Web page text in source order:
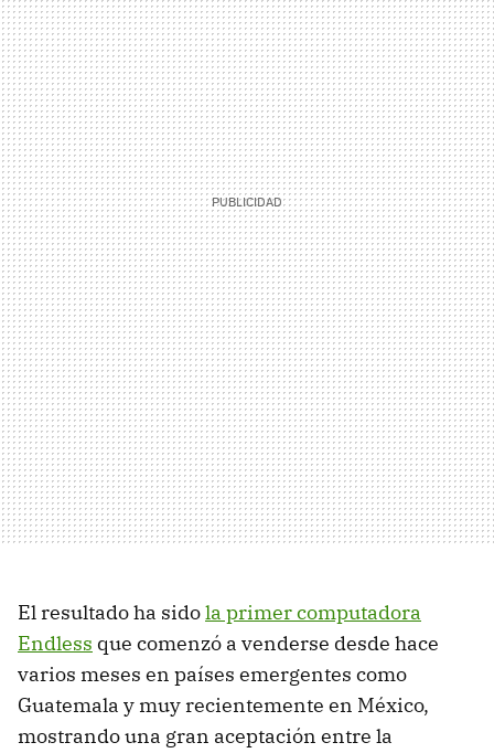
El resultado ha sidola primer computadora
Endless que comenzó a venderse desde hace
varios meses en países emergentes como
Guatemala y muy recientemente en México,
mostrando una gran aceptación entre la